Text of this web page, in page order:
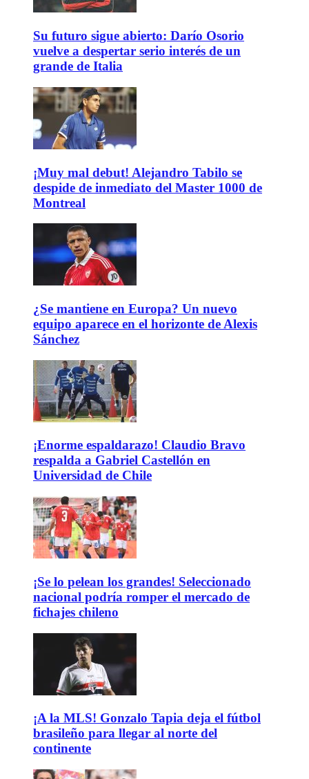
Su futuro sigue abierto: Darío Osorio
vuelve a despertar serio interés de un
grande de Italia
¡Muy mal debut! Alejandro Tabilo se
despide de inmediato del Master 1000 de
Montreal
¿Se mantiene en Europa? Un nuevo
equipo aparece en el horizonte de Alexis
Sánchez
¡Enorme espaldarazo! Claudio Bravo
respalda a Gabriel Castellón en
Universidad de Chile
¡Se lo pelean los grandes! Seleccionado
nacional podría romper el mercado de
fichajes chileno
¡A la MLS! Gonzalo Tapia deja el fútbol
brasileño para llegar al norte del
continente